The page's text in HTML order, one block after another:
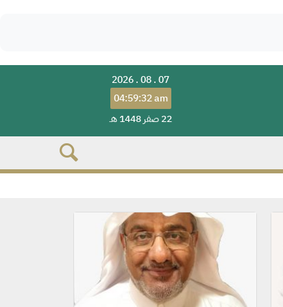
2026 . 08 . 07
04:59:32 am
22 صفر 1448 هـ